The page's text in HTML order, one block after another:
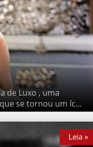
, uma adaptação
Leia »
Leia »